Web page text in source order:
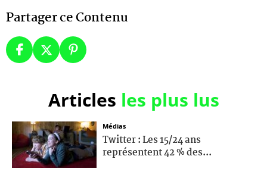
Partager ce Contenu
Articles les plus lus
Médias
Twitter : Les 15/24 ans
représentent 42 % des...